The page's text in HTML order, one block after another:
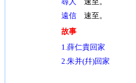
遠信速至。
故事
1.薛仁貴回家
2.朱并(幷)回家